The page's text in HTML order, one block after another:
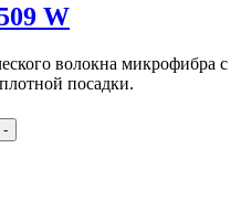
W
волокна микрофибра с
посадки.
-